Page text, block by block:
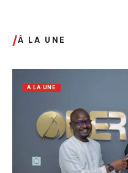
/À LA UNE
A LA UNE